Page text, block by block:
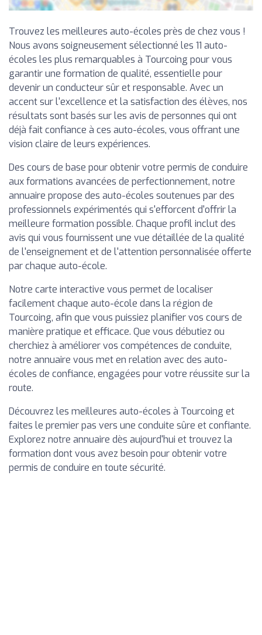
Trouvez les meilleures auto-écoles près de chez vous !
Nous avons soigneusement sélectionné les 11 auto-
écoles les plus remarquables à Tourcoing pour vous
garantir une formation de qualité, essentielle pour
devenir un conducteur sûr et responsable. Avec un
accent sur l'excellence et la satisfaction des élèves, nos
résultats sont basés sur les avis de personnes qui ont
déjà fait confiance à ces auto-écoles, vous offrant une
vision claire de leurs expériences.
Des cours de base pour obtenir votre permis de conduire
aux formations avancées de perfectionnement, notre
annuaire propose des auto-écoles soutenues par des
professionnels expérimentés qui s'efforcent d'offrir la
meilleure formation possible. Chaque profil inclut des
avis qui vous fournissent une vue détaillée de la qualité
de l'enseignement et de l'attention personnalisée offerte
par chaque auto-école.
Notre carte interactive vous permet de localiser
facilement chaque auto-école dans la région de
Tourcoing, afin que vous puissiez planifier vos cours de
manière pratique et efficace. Que vous débutiez ou
cherchiez à améliorer vos compétences de conduite,
notre annuaire vous met en relation avec des auto-
écoles de confiance, engagées pour votre réussite sur la
route.
Découvrez les meilleures auto-écoles à Tourcoing et
faites le premier pas vers une conduite sûre et confiante.
Explorez notre annuaire dès aujourd'hui et trouvez la
formation dont vous avez besoin pour obtenir votre
permis de conduire en toute sécurité.